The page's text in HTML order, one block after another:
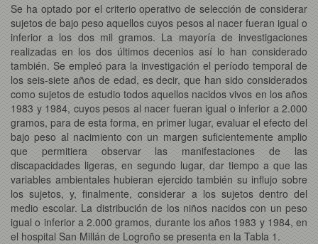
Se ha optado por el criterio operativo de selección de considerar
sujetos de bajo peso aquellos cuyos pesos al nacer fueran igual o
inferior a los dos mil gramos. La mayoría de investigaciones
realizadas en los dos últimos decenios así lo han considerado
también. Se empleó para la investigación el período temporal de
los seis-siete años de edad, es decir, que han sido considerados
como sujetos de estudio todos aquellos nacidos vivos en los años
1983 y 1984, cuyos pesos al nacer fueran igual o inferior a 2.000
gramos, para de esta forma, en primer lugar, evaluar el efecto del
bajo peso al nacimiento con un margen suficientemente amplio
que permitiera observar las manifestaciones de las
discapacidades ligeras, en segundo lugar, dar tiempo a que las
variables ambientales hubieran ejercido también su influjo sobre
los sujetos, y, finalmente, considerar a los sujetos dentro del
medio escolar. La distribución de los niños nacidos con un peso
igual o inferior a 2.000 gramos, durante los años 1983 y 1984, en
el hospital San Millán de Logroño se presenta en la Tabla 1.